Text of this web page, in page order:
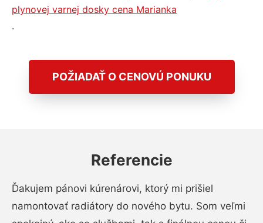
plynovej varnej dosky cena Marianka
.
POŽIADAŤ O CENOVÚ PONUKU
Referencie
Ďakujem pánovi kúrenárovi, ktorý mi prišiel
namontovať radiátory do nového bytu. Som veľmi